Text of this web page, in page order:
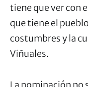
tiene que ver con
que tiene el
costumbres y la
Viñuales.
La nominación no